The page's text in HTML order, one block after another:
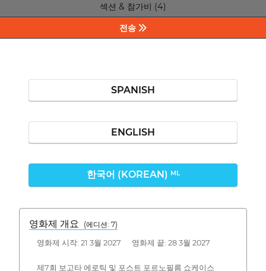
섹션 & 참가비 (4)
전송
SPANISH
ENGLISH
한국어 (KOREAN) ML
영화제 개요 (에디션: 7)
영화제 시작: 21 3월 2027 영화제 끝: 28 3월 2027
제7회 보고타 에로틱 및 포스트 포르노필름 쇼케이스